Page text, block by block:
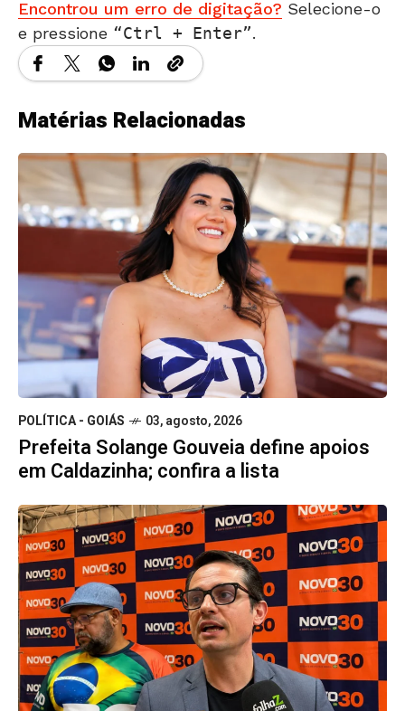
Encontrou um erro de digitação? Selecione-o
e pressione
Ctrl + Enter .
Matérias Relacionadas
POLÍTICA - GOIÁS 03, agosto, 2026
Prefeita Solange Gouveia define apoios
em Caldazinha; confira a lista